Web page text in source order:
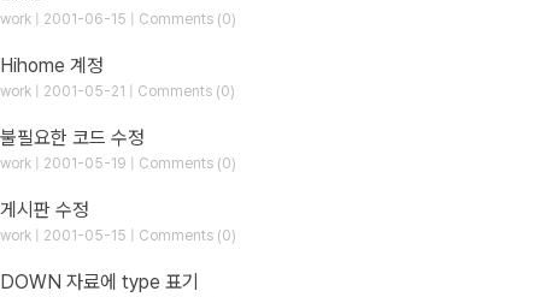
work | 2001-06-15 | Comments (0)
Hihome 계정
work | 2001-05-21 | Comments (0)
불필요한 코드 수정
work | 2001-05-19 | Comments (0)
게시판 수정
work | 2001-05-15 | Comments (0)
DOWN 자료에 type 표기